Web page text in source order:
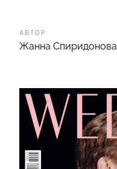
АВТОР
Жанна Спиридонова